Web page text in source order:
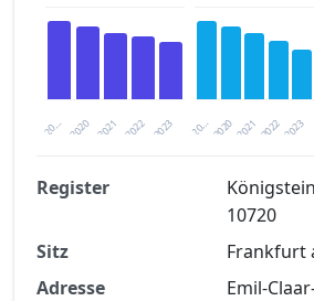
20… 2021 2023
2020 2022 20… 2021 2023
2020 2022
Finanzkennzahlen nach
Registrierung
Jetzt kostenlos
Register
10720
Sitz
Frankfurt
Adresse
Emil-